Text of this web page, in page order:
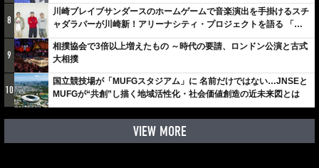
8
川崎ブレイブサンダースのホームゲームで音楽演出を手掛けるスチ
ャダラパーが川崎新！アリーナシティ・プロジェクトを語る 「楽
しみでしかないでしょ。川崎は、ずっと成長曲線だから」
9
相撲協会で3倍以上増えたもの ～時代の要請、ロンドン公演と古式
大相撲
10
国立競技場が「MUFGスタジアム」に 名前だけではない…JNSEと
MUFGが“共創”し描く地域活性化・社会価値創造の近未来図とは
VIEW MORE